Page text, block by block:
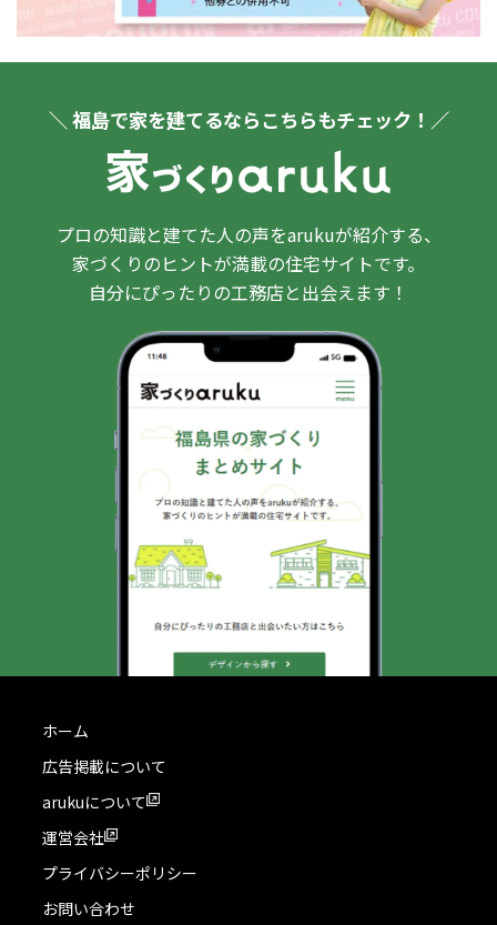
＼ 福島で家を建てるならこちらもチェック！／
プロの知識と建てた人の声をarukuが紹介する、
家づくりのヒントが満載の住宅サイトです。
自分にぴったりの工務店と出会えます！
ホーム
広告掲載について
arukuについて
運営会社
プライバシーポリシー
お問い合わせ